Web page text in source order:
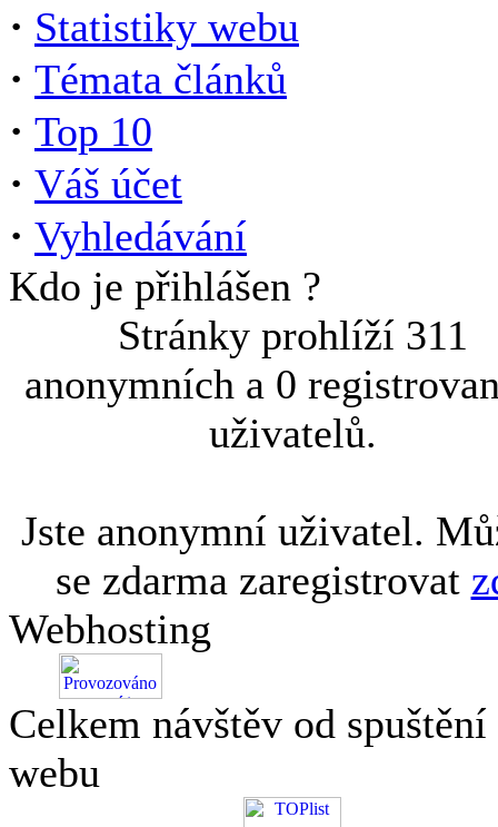
· Statistiky webu
· Témata článků
· Top 10
· Váš účet
· Vyhledávání
Kdo je přihlášen ?
Stránky prohlíží 311
anonymních a 0
uživatelů.
Jste anonymní uživatel.
se zdarma zaregistrovat
Webhosting
Celkem návštěv od spuštění
webu